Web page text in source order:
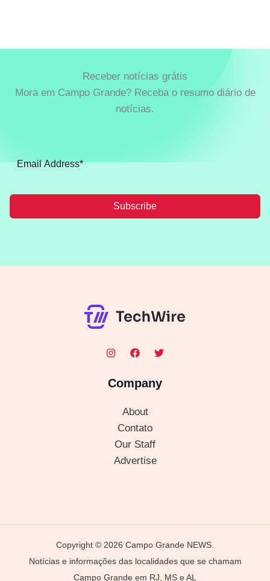
Receber notícias grátis
Mora em Campo Grande? Receba o resumo diário de
notícias.
Subscribe
Company
About
Contato
Our Staff
Advertise
Copyright © 2026 Campo Grande NEWS.
Notícias e informações das localidades que se chamam
Campo Grande em RJ, MS e AL